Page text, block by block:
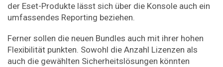
der Eset-Produkte lässt sich über die Konsole auch ein
umfassendes Reporting beziehen.
Ferner sollen die neuen Bundles auch mit ihrer hohen
Flexibilität punkten. Sowohl die Anzahl Lizenzen als
auch die gewählten Sicherheitslösungen könnten